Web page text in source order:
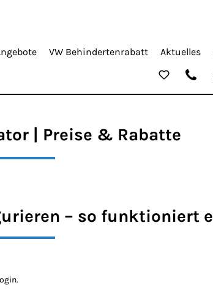
VW Behindertenrabatt Aktuelles
| Preise & Rabatte
– so funktioniert